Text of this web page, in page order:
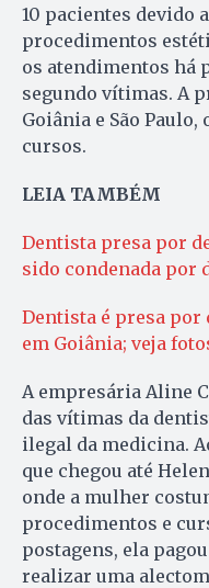
10 pacientes devido
procedimentos
os atendimentos há
segundo vítimas. A
Goiânia e São
cursos.
LEIA TAMBÉM
Dentista presa por
sido condenada por
Dentista é presa
em Goiânia; veja
A empresária Aline
das vítimas da
ilegal da medicina.
que chegou até
onde a mulher
procedimentos e
postagens, ela
realizar uma